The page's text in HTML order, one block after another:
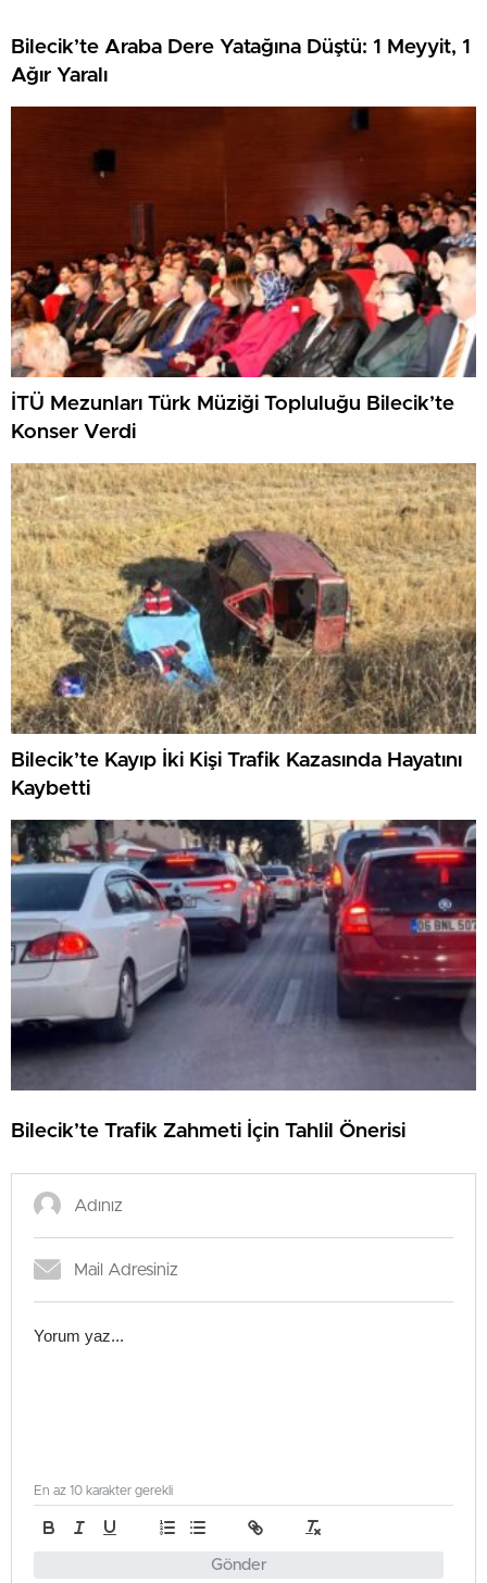
Bilecik’te Araba Dere Yatağına Düştü: 1 Meyyit, 1
Ağır Yaralı
İTÜ Mezunları Türk Müziği Topluluğu Bilecik’te
Konser Verdi
Bilecik’te Kayıp İki Kişi Trafik Kazasında Hayatını
Kaybetti
Bilecik’te Trafik Zahmeti İçin Tahlil Önerisi
Gönder
En az 10 karakter gerekli